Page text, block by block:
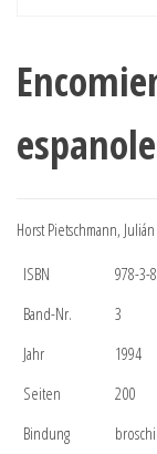
Horst Pietschmann,
ISBN
978-3-
Band-Nr.
3
Jahr
1994
Seiten
200
Bindung